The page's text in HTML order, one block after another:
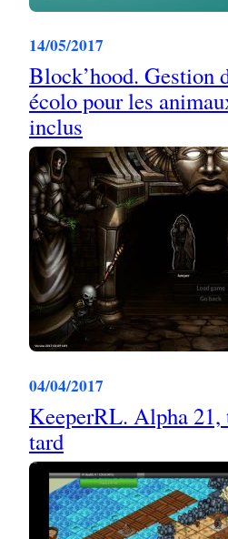
14/05/2017
Block’hood. Gestion
écolo pour les
inclus
04/04/2017
KeeperRL. Alpha 21,
tard